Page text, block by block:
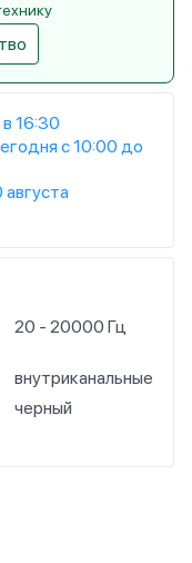
16:30
с 10:00 до
августа
20 - 20000 Гц
внутриканальные
черный